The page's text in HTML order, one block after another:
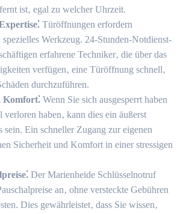
ist‚ egal zu welcher Uhrzeit.​
Türöffnungen erfordern
spezielles Werkzeug. 24-Stunden-Notdienst-
erfahrene Techniker‚ die über das
verfügen‚ eine Türöffnung schnell‚
durchzuführen.
Komfort⁚ Wenn Sie sich ausgesperrt haben
verloren haben‚ kann dies ein äußerst
sein.​ Ein schneller Zugang zur eigenen
Sicherheit und Komfort in einer stressigen
Der Marienheide Schlüsselnotruf
an‚ ohne versteckte Gebühren
Dies gewährleistet‚ dass Sie wissen‚